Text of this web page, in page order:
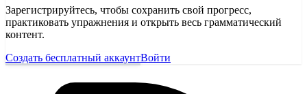
Зарегистрируйтесь, чтобы сохранить свой прогресс,
практиковать упражнения и открыть весь грамматический
контент.
Создать бесплатный аккаунтВойти